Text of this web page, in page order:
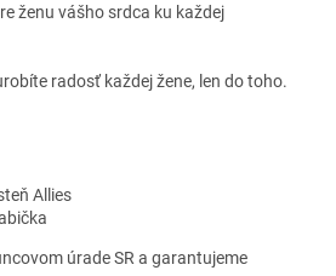
ženu vášho srdca ku každej
radosť každej žene, len do toho.
Allies
úrade SR a garantujeme